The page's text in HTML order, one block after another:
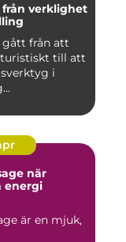
gått från att
till att
i
när
energi
är en mjuk,